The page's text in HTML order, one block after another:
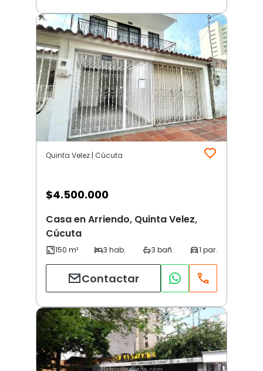
Quinta Velez | Cúcuta
$4.500.000
Casa en Arriendo, Quinta Velez,
Cúcuta
Contactar